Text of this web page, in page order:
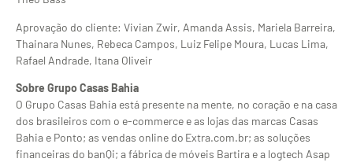
Aprovação do cliente: Vivian Zwir, Amanda Assis, Mariela Barreira,
Thainara Nunes, Rebeca Campos, Luiz Felipe Moura, Lucas Lima,
Rafael Andrade, Itana Oliveir
Sobre Grupo Casas Bahia
O Grupo Casas Bahia está presente na mente, no coração e na casa
dos brasileiros com o e-commerce e as lojas das marcas Casas
Bahia e Ponto; as vendas online do Extra.com.br; as soluções
financeiras do banQi; a fábrica de móveis Bartira e a logtech Asap